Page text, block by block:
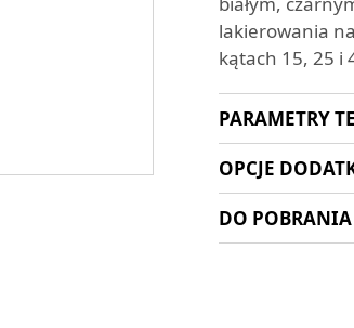
lakierowania
kątach 15, 25 i
PARAMETRY
OPCJE
DO POBRANIA